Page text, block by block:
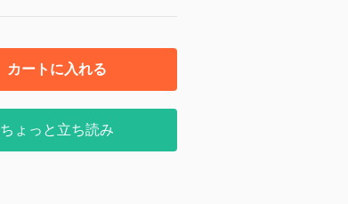
カートに入れる
ちょっと立ち読み